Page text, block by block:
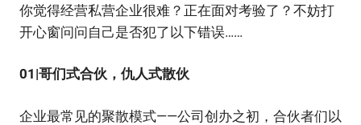
你觉得经营私营企业很难？正在面对考验了？不妨打
开心窗问问自己是否犯了以下错误……
01|哥们式合伙，仇人式散伙
企业最常见的聚散模式——公司创办之初，合伙者们以